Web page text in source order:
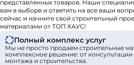
представленных товаров. Наши
вам в выборе и ответить на все ваши
сейчас и начните свой строительный
материалами от ТОП ХАУС!
Полный комплекс услуг
Мы не просто продаем строительные
комплексное решение: от
монтажа и строительства.